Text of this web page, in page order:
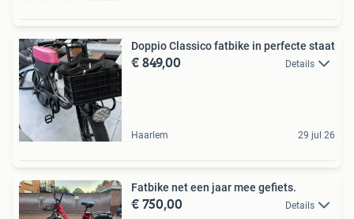
Doppio Classico fatbike in perfecte staat
€ 849,00 Details
Haarlem 29 jul 26
Fatbike net een jaar mee gefiets.
€ 750,00 Details